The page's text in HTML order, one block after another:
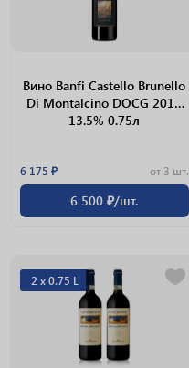
Вино Banfi Castello Brunello
Di Montalcino DOCG 2012
13.5% 0.75л
6 175 ₽ от 3 шт.
6 500 ₽/шт.
2 х 0.75 L